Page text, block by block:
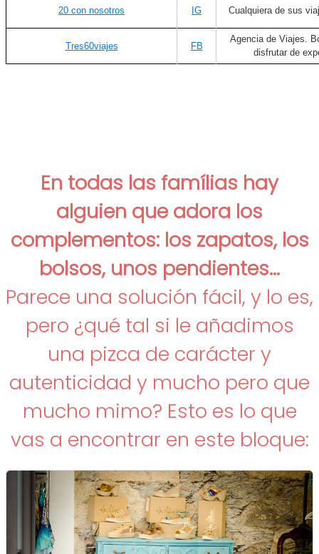
20 con nosotros IG Cualquiera de sus
Tres60viajes FB
Agencia de Viajes.
disfrutar de
En todas las famílias hay
alguien que adora los
complementos: los zapatos, los
bolsos, unos pendientes...
Parece una solución fácil, y lo es,
pero ¿qué tal si le añadimos
una pizca de carácter y
autenticidad y mucho pero que
mucho mimo? Esto es lo que
vas a encontrar en este bloque: